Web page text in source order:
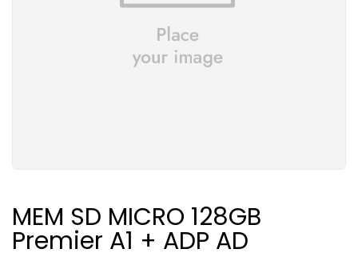
MEM SD MICRO 128GB
Premier A1 + ADP AD